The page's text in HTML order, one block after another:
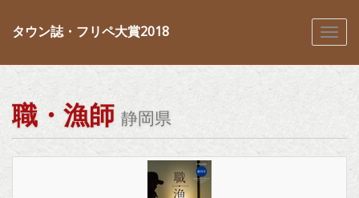
タウン誌・フリペ大賞2018
職・漁師 静岡県